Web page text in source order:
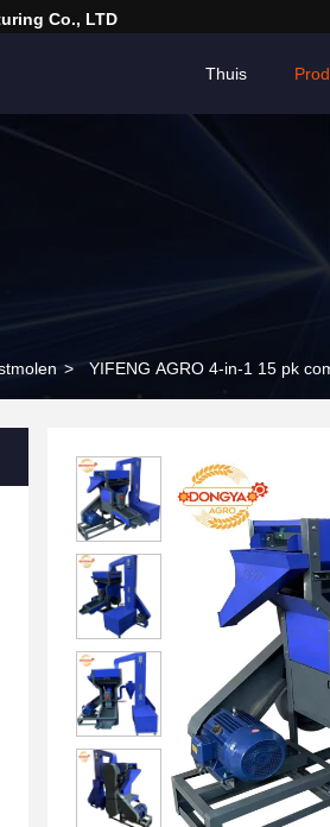
Co., LTD
Thuis
> YIFENG AGRO 4-in-1 15 pk